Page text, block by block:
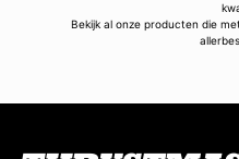
Bekijk al onze producten die